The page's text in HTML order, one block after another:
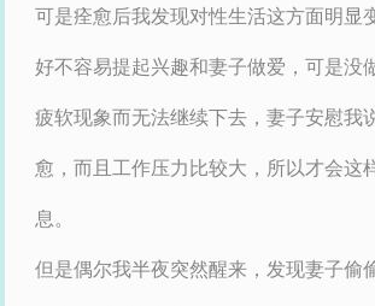
可是痊愈后我发现对性生活这方面明显
好不容易提起兴趣和妻子做爱，可是没
疲软现象而无法继续下去，妻子安慰我
愈，而且工作压力比较大，所以才会这
息。
但是偶尔我半夜突然醒来，发现妻子偷